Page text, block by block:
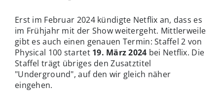
Erst im Februar 2024 kündigte Netflix an, dass es
im Frühjahr mit der Show weitergeht. Mittlerweile
gibt es auch einen genauen Termin: Staffel 2 von
Physical 100 startet 19. März 2024 bei Netflix. Die
Staffel trägt übriges den Zusatztitel
"Underground", auf den wir gleich näher
eingehen.